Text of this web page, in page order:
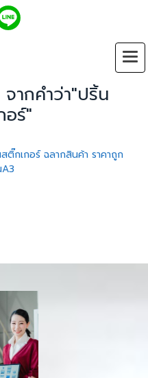
ากคำว่า"ปริ้น
อร์"
ติ๊กเกอร์ ฉลากสินค้า ราคาถูก